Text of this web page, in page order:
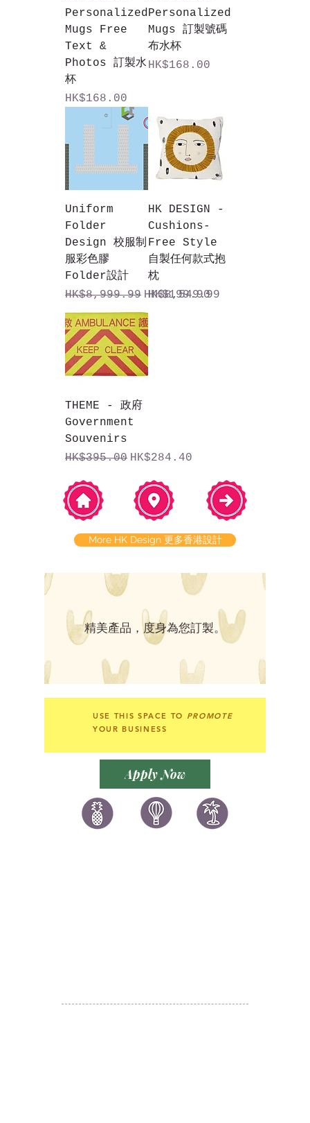
Personalized
Mugs Free
Text &
Photos 訂製水
杯
價格
HK$168.00
Personalized
Mugs 訂製號碼
布水杯
價格
HK$168.00
Uniform
Folder
Design 校服制
服彩色膠
Folder設計
一般價格
HK$8,999.99 促銷價格
HK$8,549.99
HK DESIGN -
Cushions-
Free Style
自製任何款式抱
枕
價格
HK$199.90
THEME - 政府
Government
Souvenirs
一般價格
HK$395.00 促銷價格
HK$284.40
More HK Design 更多香港設計
​精美產品，度身為您訂製。
USE THIS SPACE TO PROMOTE
YOUR BUSINESS
Apply Now